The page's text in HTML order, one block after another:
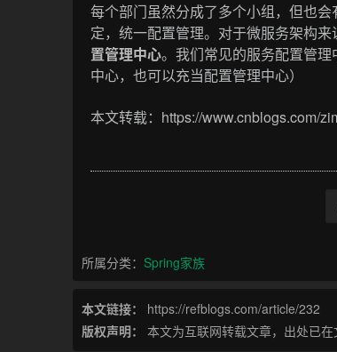
每个部门虽然分成了多个小组，但也会
定，统一配置管理。对于微服务架构
置管理中心。我们常见的服务配置管
中心，也可以充当配置管理中心）
本文转载：https://www.cnblogs.com/
所属分类： Spring家族
本文链接：
https://refblogs.com/article/232
版权声明：
本文为互联网转载文章，出处已